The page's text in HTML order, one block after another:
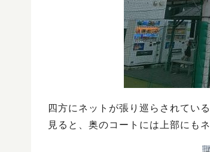
四方にネットが張り巡らされてい
見ると、奥のコートには上部にも